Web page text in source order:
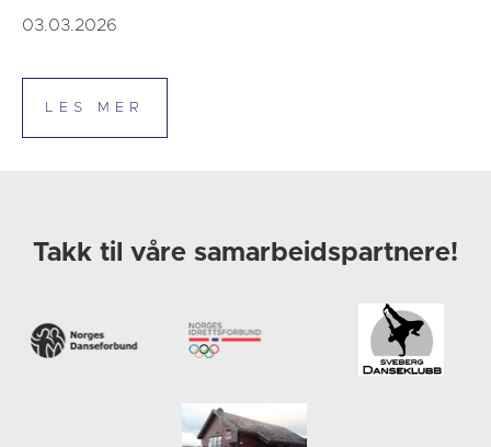
03.03.2026
Takk til våre samarbeidspartnere!